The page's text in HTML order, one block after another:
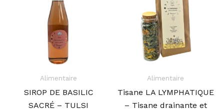
Alimentaire
SIROP DE BASILIC
SACRÉ – TULSI
Alimentaire
Tisane LA LYMPHATIQUE
– Tisane drainante et